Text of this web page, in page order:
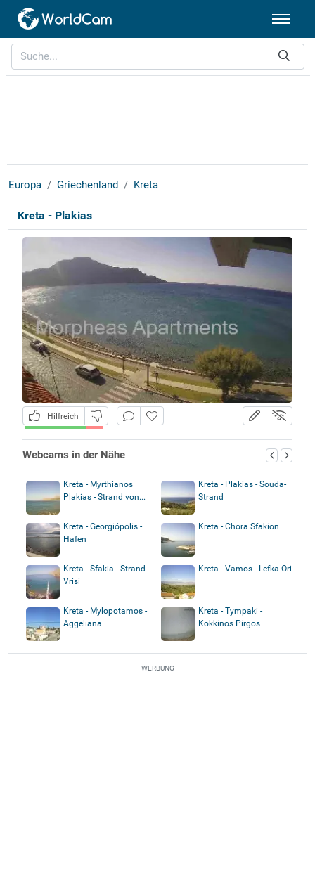
Europa Griechenland Kreta
Kreta - Plakias
Hilfreich
Webcams in der Nähe
Kreta - Myrthianos
Plakias - Strand von...
Kreta - Plakias - Souda-
Strand
Kreta - Georgiópolis -
Hafen
Kreta - Chora Sfakion
Kreta - Sfakia - Strand
Vrisi
Kreta - Vamos - Lefka Ori
Kreta - Mylopotamos -
Aggeliana
Kreta - Tympaki -
Kokkinos Pirgos
WERBUNG